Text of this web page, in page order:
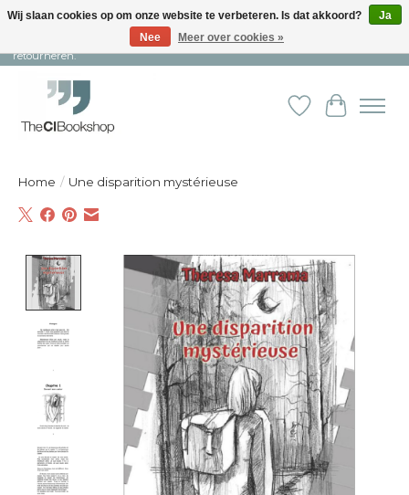
Snelle levering en persoonlijke service ︱ Niet goed? Geld terug! ︱ Gratis
retourneren.
Verlanglijst
Home / Une disparition mystérieuse
Product image slideshow Items
Wij slaan cookies op om onze website te verbeteren. Is dat akkoord?
Ja
Nee
Meer over cookies »